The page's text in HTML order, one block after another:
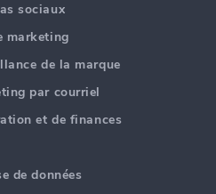
sociaux
marketing
de la marque
par courriel
et de finances
de données